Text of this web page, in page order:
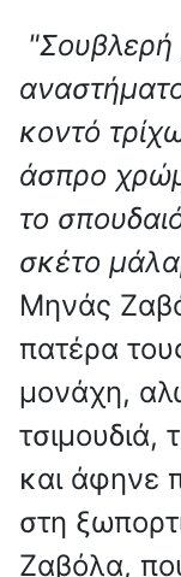
"Σουβλερή
κοντό
άσπρο
το
σκέτο
Μηνάς
πατέρα
μονάχη,
τσιμουδιά,
και άφηνε
στη
Ζαβόλα,